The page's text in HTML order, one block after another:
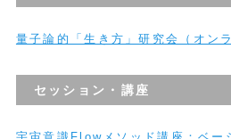
量子論的「生き方」研究会（オン
セッション・講座